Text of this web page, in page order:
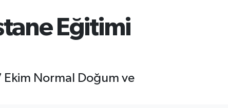
Eğitimi
Ekim Normal Doğum ve